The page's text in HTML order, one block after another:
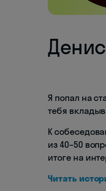
Я попал на
тебя
К
из 40–50
итоге на
Читать